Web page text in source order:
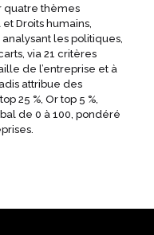
quatre thèmes
Droits humains,
les politiques,
via 21 critères
de l’entreprise et à
attribue des
25 %, Or top 5 %,
de 0 à 100, pondéré